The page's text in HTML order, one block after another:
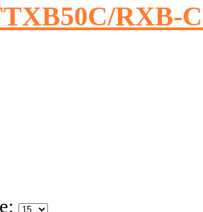
RXB-